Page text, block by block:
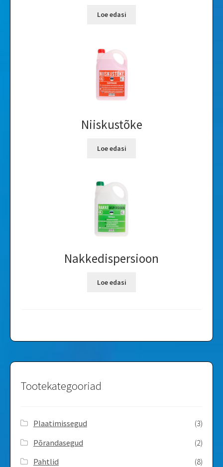
Loe edasi
Niiskustõke
Loe edasi
Nakkedispersioon
Loe edasi
Tootekategooriad
Plaatimissegud
(3)
Põrandasegud
(2)
Pahtlid
(8)